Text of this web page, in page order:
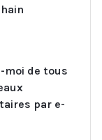
moi de tous
par e-